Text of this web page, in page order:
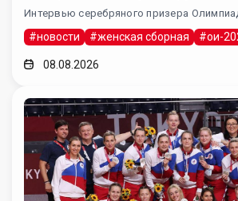
Интервью серебряного призера
#новости #женская сборная #ои-
08.08.2026